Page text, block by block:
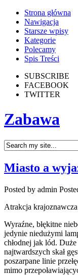
Strona główna
Nawigacja
Starsze wpisy
Kategorie
Polecamy
Spis Treści
SUBSCRIBE
FACEBOOK
TWITTER
Zabawa
Miasto a
Posted by admin
Atrakcja krajoznawcza
Wyraźne, błękitne
jedynie niedużymi
chłodnej jak lód.
najtwardszych skał
poszarpane linie
mimo